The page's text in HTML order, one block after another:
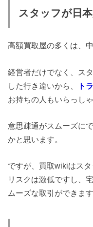
スタッフが日
高額買取屋の多くは、中
経営者だけでなく、ス
した行き違いから、
ト
お持ちの人もいらっし
意思疎通がスムーズにで
かと思います。
ですが、買取wikiはス
リスクは激低ですし、
ムーズな取引ができます